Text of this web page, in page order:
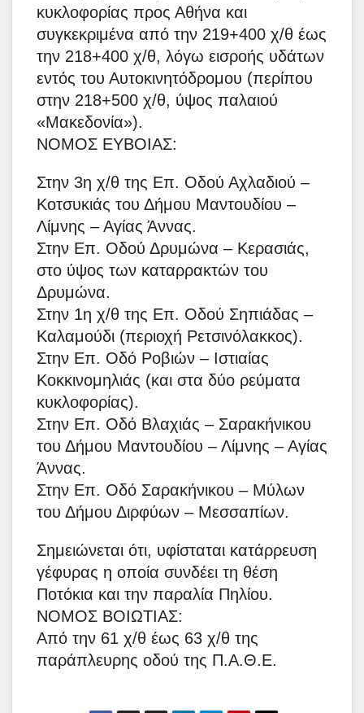
κυκλοφορίας προς Αθήνα και
συγκεκριμένα από την 219+400 χ/θ έως
την 218+400 χ/θ, λόγω εισροής υδάτων
εντός του Αυτοκινητόδρομου (περίπου
στην 218+500 χ/θ, ύψος παλαιού
«Μακεδονία»).
ΝΟΜΟΣ ΕΥΒΟΙΑΣ:
Στην 3η χ/θ της Επ. Οδού Αχλαδιού –
Κοτσυκιάς του Δήμου Μαντουδίου –
Λίμνης – Αγίας Άννας.
Στην Επ. Οδού Δρυμώνα – Κερασιάς,
στο ύψος των καταρρακτών του
Δρυμώνα.
Στην 1η χ/θ της Επ. Οδού Σηπιάδας –
Καλαμούδι (περιοχή Ρετσινόλακκος).
Στην Επ. Οδό Ροβιών – Ιστιαίας
Κοκκινομηλιάς (και στα δύο ρεύματα
κυκλοφορίας).
Στην Επ. Οδό Βλαχιάς – Σαρακήνικου
του Δήμου Μαντουδίου – Λίμνης – Αγίας
Άννας.
Στην Επ. Οδό Σαρακήνικου – Μύλων
του Δήμου Διρφύων – Μεσσαπίων.
Σημειώνεται ότι, υφίσταται κατάρρευση
γέφυρας η οποία συνδέει τη θέση
Ποτόκια και την παραλία Πηλίου.
ΝΟΜΟΣ ΒΟΙΩΤΙΑΣ:
Από την 61 χ/θ έως 63 χ/θ της
παράπλευρης οδού της Π.Α.Θ.Ε.